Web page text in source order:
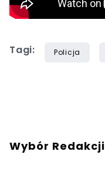
Tagi: Policja
Wybór Redakcji